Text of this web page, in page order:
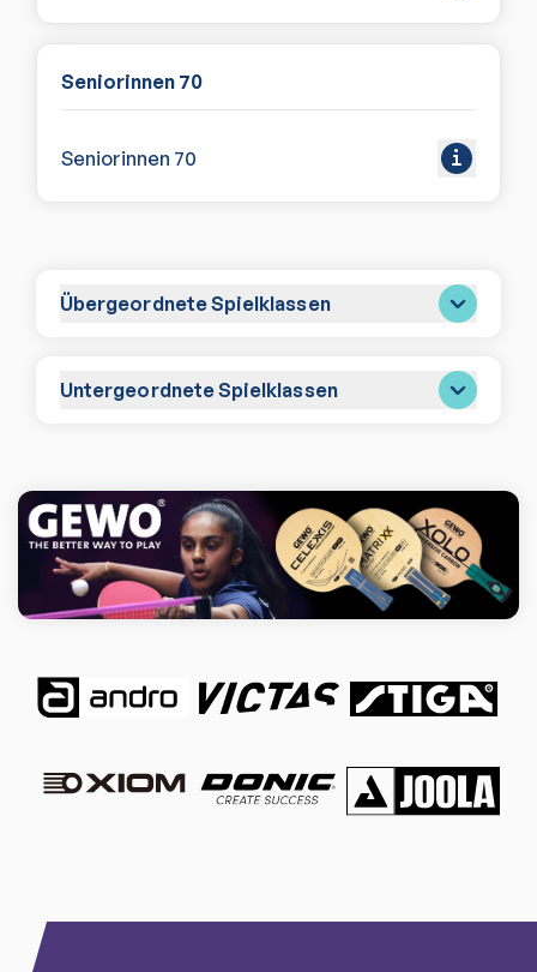
Seniorinnen 70
Seniorinnen 70
Übergeordnete Spielklassen
Untergeordnete Spielklassen